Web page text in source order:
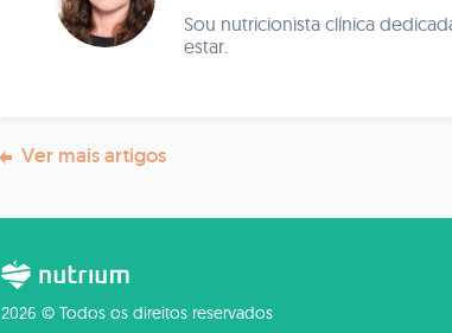
Sou nutricionista clínica
estar.
Ver mais artigos
2026 © Todos os direitos reservados